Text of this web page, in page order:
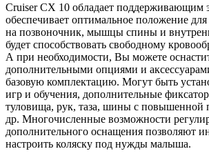
Cruiser CX 10 обладает поддерживающим
обеспечивает оптимальное положение
на позвоночник, мышцы спины и
будет способствовать свободному
А при необходимости, Вы можете
дополнительными опциями и
базовую комплектацию. Могут быть
игр и обучения, дополнительные
туловища, рук, таза, шины с повышенной
др. Многочисленные возможности
дополнительного оснащения позволяют
настроить коляску под нужды малыша.